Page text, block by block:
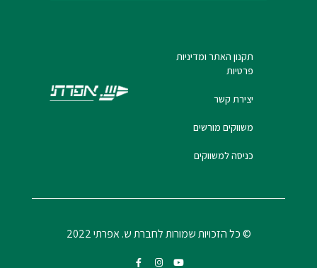
תקנון האתר ומדיניות
פרטיות
יצירת קשר
משווקים מורשים
כניסה למשווקים
© כל הזכויות שמורות לחברת ש. אפרתי 2022